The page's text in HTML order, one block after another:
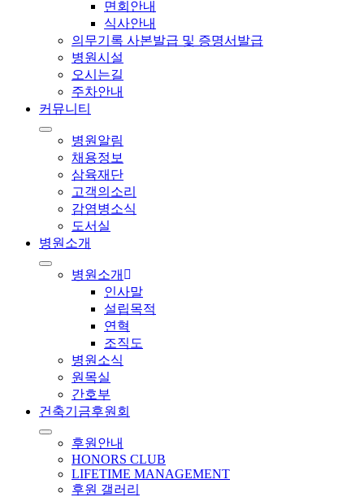
면회안내
식사안내
의무기록 사본발급 및 증명서발급
병원시설
오시는길
주차안내
커뮤니티
병원알림
채용정보
삼육재단
고객의소리
감염병소식
도서실
병원소개
병원소개
인사말
설립목적
연혁
조직도
병원소식
원목실
간호부
건축기금후원회
후원안내
HONORS CLUB
LIFETIME MANAGEMENT
후원 갤러리